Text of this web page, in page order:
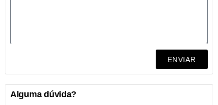
ENVIAR
Alguma dúvida?